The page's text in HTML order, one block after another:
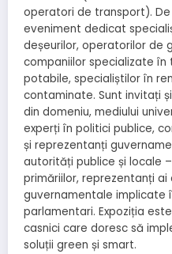
operatori de transport).
eveniment dedicat
deșeurilor, operatorilor de
companiilor specializate
potabile, specialiștilor în
contaminate. Sunt invitați
din domeniu, mediului
experți în politici publice,
și reprezentanți
autorități publice și locale
primăriilor, reprezentanți
guvernamentale implicate
parlamentari. Expoziția
casnici care doresc să
soluții green și smart.